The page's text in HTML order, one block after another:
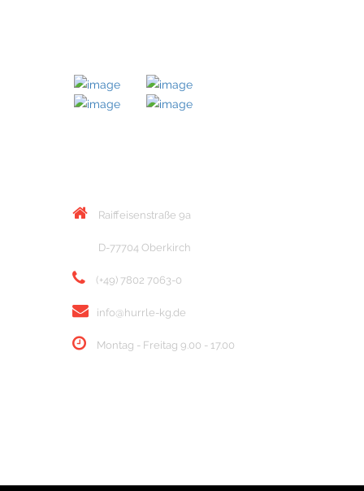
Raiffeisenstraße 9a
D-77704 Oberkirch
(+49) 7802 7063-0
info@hurrle-kg.de
Montag - Freitag 9.00 - 17.00